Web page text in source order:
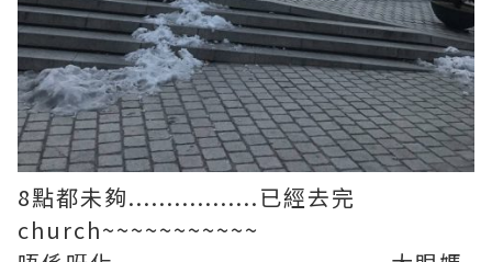
8點都未夠.................已經去完
church~~~~~~~~~~~